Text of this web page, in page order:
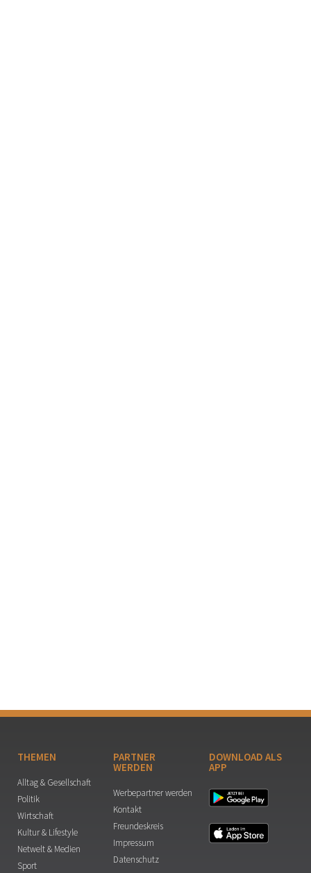
THEMEN
Alltag & Gesellschaft
Politik
Wirtschaft
Kultur & Lifestyle
Netwelt & Medien
Sport
PARTNER
WERDEN
Werbepartner werden
Kontakt
Freundeskreis
Impressum
Datenschutz
DOWNLOAD ALS
APP